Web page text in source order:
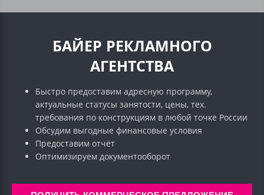
БАЙЕР РЕКЛАМНОГО
АГЕНТСТВА
Быстро предоставим адресную программу,
актуальные статусы занятости, цены, тех.
требования по конструкциям в любой точке России
Обсудим выгодные финансовые условия
Предоставим отчёт
Оптимизируем документооборот